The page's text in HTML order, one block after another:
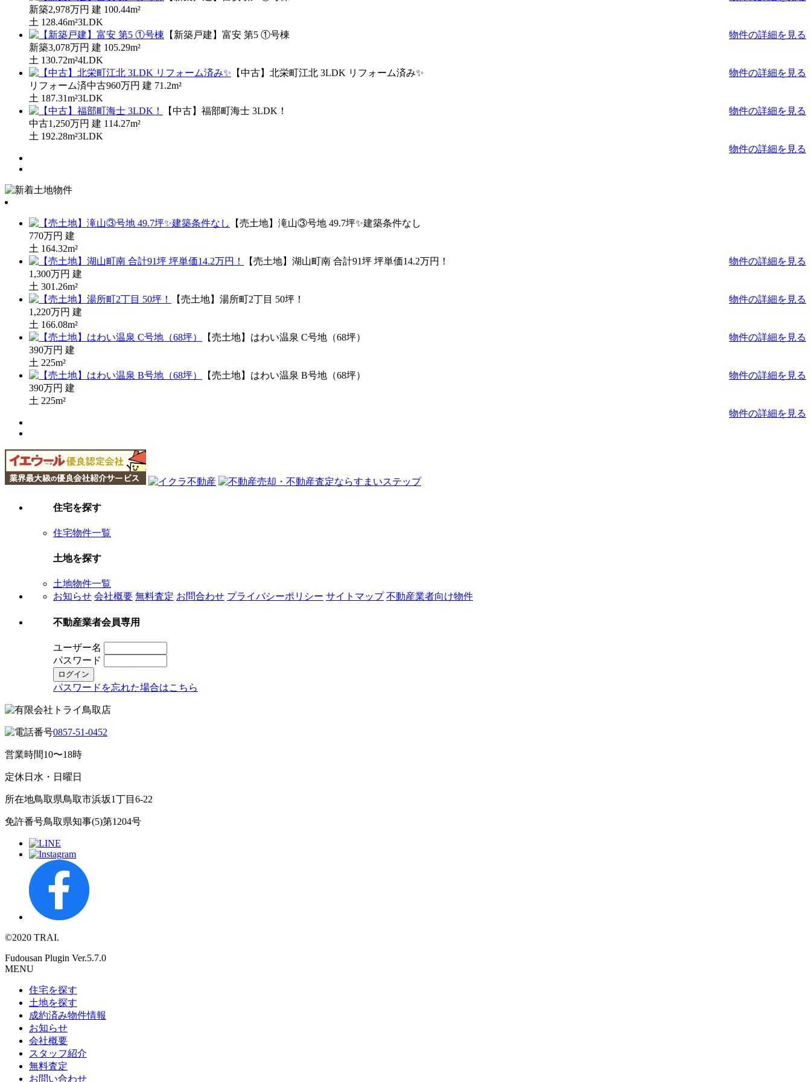
新築2,978万円 建 100.44m²
土 128.46m²3LDK
物件の詳細を見る
【新築戸建】富安 第5 ①号棟
新築3,078万円 建 105.29m²
土 130.72m²4LDK
物件の詳細を見る
【中古】北栄町江北 3LDK リフォーム済み✨
リフォーム済中古960万円 建 71.2m²
土 187.31m²3LDK
物件の詳細を見る
【中古】福部町海士 3LDK！
中古1,250万円 建 114.27m²
土 192.28m²3LDK
物件の詳細を見る
【売土地】滝山③号地 49.7坪✨建築条件なし
770万円 建
土 164.32m²
物件の詳細を見る
【売土地】湖山町南 合計91坪 坪単価14.2万円！
1,300万円 建
土 301.26m²
物件の詳細を見る
【売土地】湯所町2丁目 50坪！
1,220万円 建
土 166.08m²
物件の詳細を見る
【売土地】はわい温泉 C号地（68坪）
390万円 建
土 225m²
物件の詳細を見る
【売土地】はわい温泉 B号地（68坪）
390万円 建
土 225m²
物件の詳細を見る
住宅を探す
住宅物件一覧
土地を探す
土地物件一覧
お知らせ 会社概要 無料査定 お問合わせ プライバシーポリシー サイトマップ 不動産業者向け物件
不動産業者会員専用
ユーザー名
パスワード
パスワードを忘れた場合はこちら
0857-51-0452
営業時間10〜18時
定休日 水・日曜日
所在地鳥取県鳥取市浜坂1丁目6-22
免許番号鳥取県知事(5)第1204号
©2020 TRAI.
Fudousan Plugin Ver.5.7.0
MENU
住宅を探す
土地を探す
成約済み物件情報
お知らせ
会社概要
スタッフ紹介
無料査定
お問い合わせ